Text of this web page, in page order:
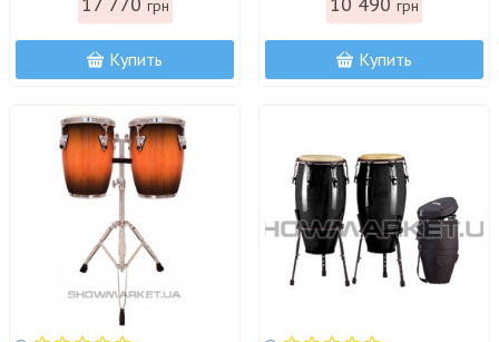
грн
Купить
грн
Купить